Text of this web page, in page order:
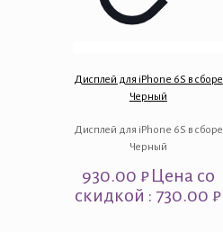
Дисплей для iPhone 6S в сборе
Черный
Дисплей для iPhone 6S в сборе
Черный
930.00 ₽Цена со
скидкой : 730.00 ₽